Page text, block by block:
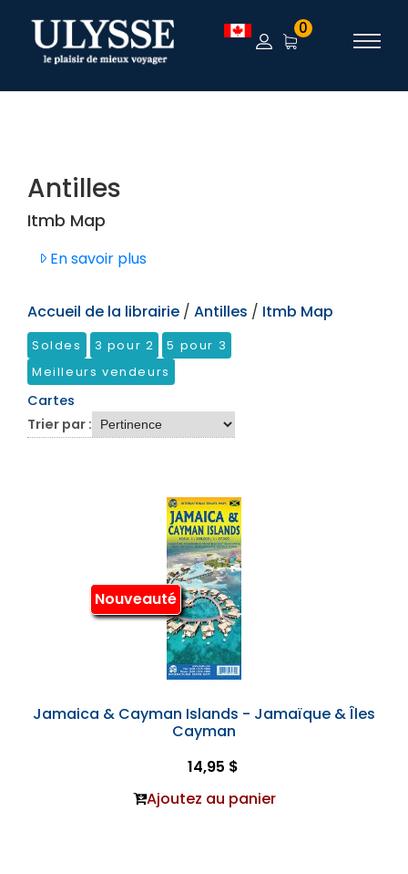
TEST 0
Antilles
Itmb Map
En savoir plus
Accueil de la librairie / Antilles / Itmb Map
Soldes 3 pour 2
5 pour 3
Meilleurs vendeurs
Cartes
Trier par :
Nouveauté
Jamaica & Cayman Islands - Jamaïque & Îles
Cayman
14,95 $
Ajoutez au panier